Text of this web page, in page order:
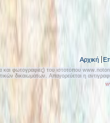
Αρχική
και φωτογραφίες) του ιστοτόπου
δικαιωμάτων. Απαγορεύεται η